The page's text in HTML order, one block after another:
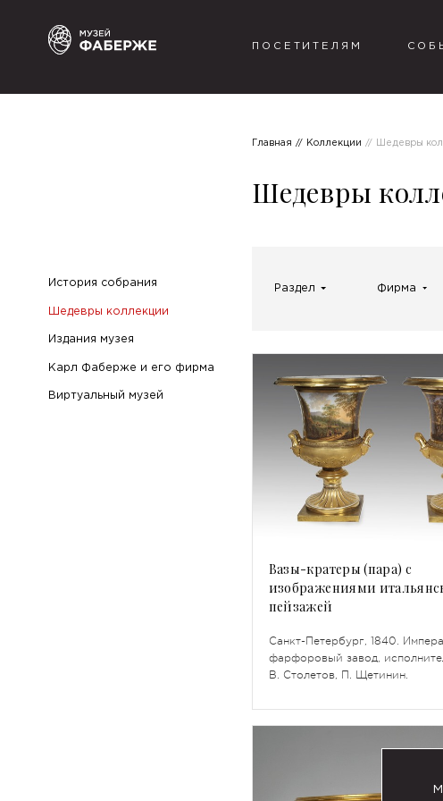
ПОСЕТИТЕЛЯМ
История собрания
Шедевры коллекции
Издания музея
Карл Фаберже и его фирма
Виртуальный музей
Главная Коллекции Шедевры
Шедевры
Раздел Фирма
Вазы-кратеры (пара) с
изображениями
пейзажей
Санкт-Петербург, 1840.
фарфоровый завод,
В. Столетов, П. Щетинин.